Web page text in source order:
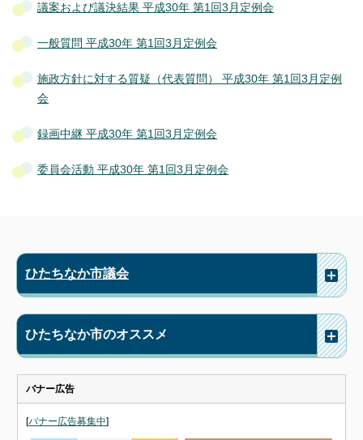
議案および議決結果 平成30年 第1回3月定例会
一般質問 平成30年 第1回3月定例会
施政方針に対する質疑（代表質問） 平成30年 第1回3月定例
会
録画中継 平成30年 第1回3月定例会
委員会活動 平成30年 第1回3月定例会
ひたちなか市議会
ひたちなか市のオススメ
バナー広告
[バナー広告募集中]